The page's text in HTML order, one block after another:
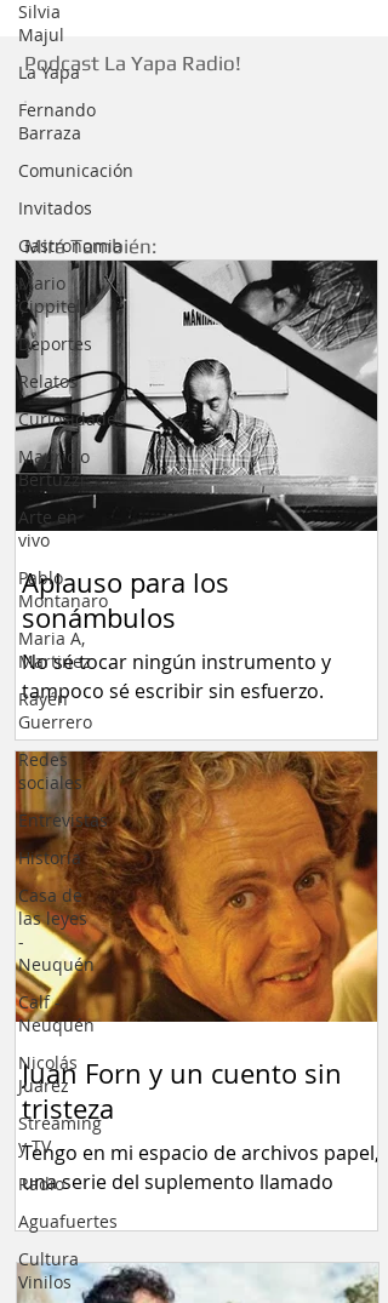
Silvia
Majul
La Yapa
Fernando
Barraza
Comunicación
Invitados
Gastronomia
Mario
Cippitelli
Deportes
Relatos
Curiosidades
Mauricio
Bertuzzi
Arte en
vivo
Pablo
Montanaro
Maria A,
Martinez
Rayén
Guerrero
Redes
sociales
Entrevistas
Historia
Casa de
las leyes
-
Neuquén
Calf -
Neuquén
Nicolás
Juarez
Streaming
y TV
Radio
Aguafuertes
Cultura
Vinilos
Podcast La Yapa Radio!
Mirá También:
Aplauso para los
sonámbulos
No sé tocar ningún instrumento y
tampoco sé escribir sin esfuerzo.
Juan Forn y un cuento sin
tristeza
Tengo en mi espacio de archivos papel,
una serie del suplemento llamado
RADAR libros (1996)...